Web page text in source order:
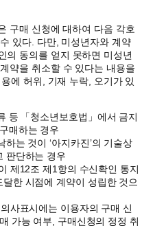
구매 신청에 대하여 다음 각호
있다. 다만, 미성년자와 계약
의 동의를 얻지 못하면 미성년
약을 취소할 수 있다는 내용을
에 허위, 기재 누락, 오기가 있
등 「청소년보호법」에서 금지
매하는 경우
는 것이 ‘아지카진’의 기술상
판단하는 경우
제12조 제1항의 수신확인 통지
한 시점에 계약이 성립한 것으
사표시에는 이용자의 구매 신
가능 여부, 구매신청의 정정 취